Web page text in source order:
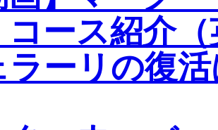
ース紹介（
ラーリの復